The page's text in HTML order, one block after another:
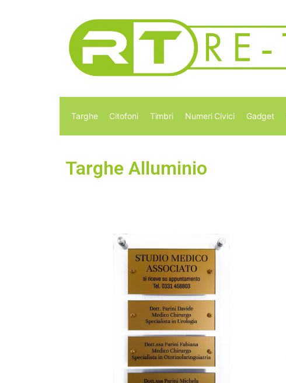
Targhe Citofoni Timbri Numeri Civici Gadget
Targhe Alluminio